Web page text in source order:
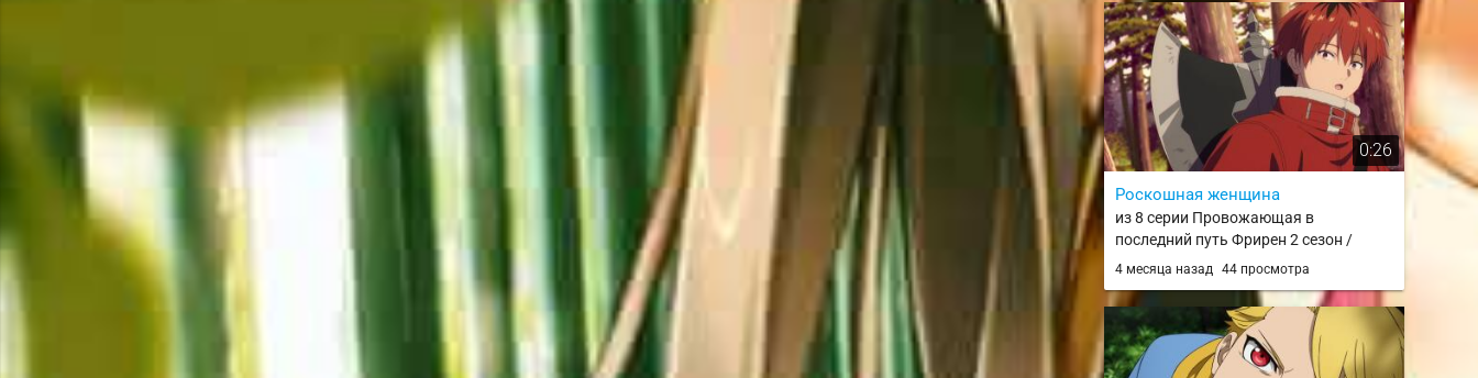
0:26
Роскошная женщина
из 8 серии Провожающая в
последний путь Фрирен 2 сезон /
Sousou no Frieren 2nd Season
4 месяца назад 44 просмотра